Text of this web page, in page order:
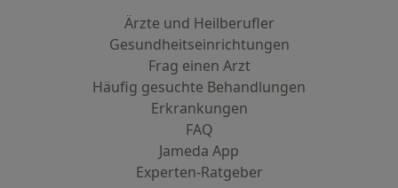
Ärzte und Heilberufler
Gesundheitseinrichtungen
Frag einen Arzt
Häufig gesuchte Behandlungen
Erkrankungen
FAQ
Jameda App
Experten-Ratgeber